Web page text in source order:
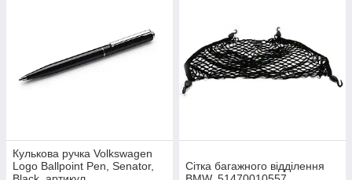
Кулькова ручка Volkswagen
Logo Ballpoint Pen, Senator,
Сітка багажного відділення